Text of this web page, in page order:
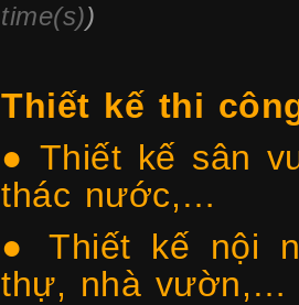
time(s))
Thiết kế thi
● Thiết kế sân
thác nước,…
● Thiết kế nội
thự, nhà vườn,…